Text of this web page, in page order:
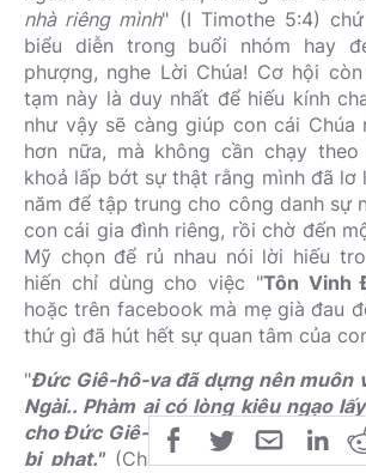
nhà riêng mình" (I Timothe 5:4)
biểu diễn trong buổi nhóm hay
phượng, nghe Lời Chúa! Cơ hội
tạm này là duy nhất để hiếu kính
như vậy sẽ càng giúp con cái Chúa
hơn nữa, mà không cần chạy
khoả lấp bớt sự thật rằng mình đã lơ
năm để tập trung cho công danh sự
con cái gia đình riêng, rồi chờ đến
Mỹ chọn để rủ nhau nói lời hiếu
hiến chỉ dùng cho việc "Tôn Vinh
hoặc trên facebook mà mẹ già đau
thứ gì đã hút hết sự quan tâm của
"Đức Giê-hô-va đã dựng nên muôn
Ngài.. Phàm ai có lòng kiêu ngạo
cho Đức Giê-hô-va; Quả thật nó sẽ
bị phạt."(Châm-ngôn 16:4,5).